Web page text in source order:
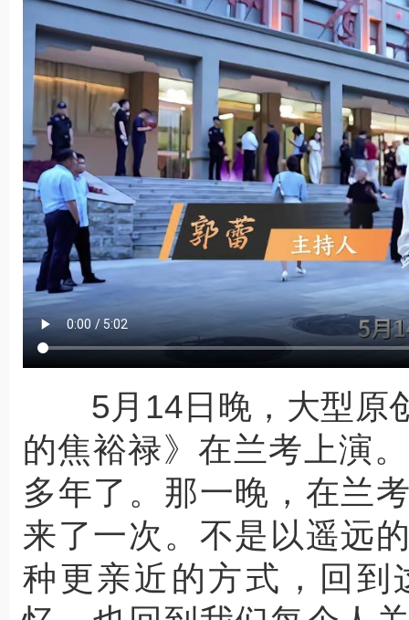
5月14日晚，大型原
的焦裕禄》在兰考上演
多年了。那一晚，在兰
来了一次。不是以遥远
种更亲近的方式，回到